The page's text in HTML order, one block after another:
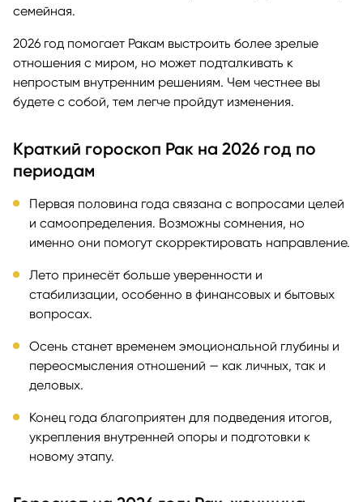
семейная.
2026 год помогает Ракам выстроить более зрелые
отношения с миром, но может подталкивать к
непростым внутренним решениям. Чем честнее вы
будете с собой, тем легче пройдут изменения.
Краткий гороскоп Рак на 2026 год по
периодам
Первая половина года связана с вопросами целей
и самоопределения. Возможны сомнения, но
именно они помогут скорректировать направление.
Лето принесёт больше уверенности и
стабилизации, особенно в финансовых и бытовых
вопросах.
Осень станет временем эмоциональной глубины и
переосмысления отношений — как личных, так и
деловых.
Конец года благоприятен для подведения итогов,
укрепления внутренней опоры и подготовки к
новому этапу.